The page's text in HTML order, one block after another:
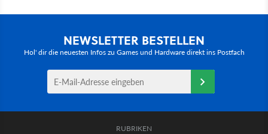
NEWSLETTER BESTELLEN
Hol' dir die neuesten Infos zu Games und Hardware direkt ins Postfach
RUBRIKEN